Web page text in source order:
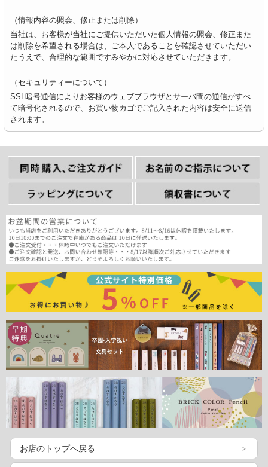
（情報内容の照会、修正または削除）
当社は、お客様が当社にご提供いただいた個人情報の照会、修正また
は削除を希望される場合は、ご本人であることを確認させていただい
たうえで、合理的な範囲ですみやかに対応させていただきます。
（セキュリティーについて）
SSL暗号通信によりお客様のウェブブラウザとサーバ間の通信がすべ
て暗号化されるので、お買い物カゴでご記入された内容は安全に送信
されます。
お店のトップへ戻る